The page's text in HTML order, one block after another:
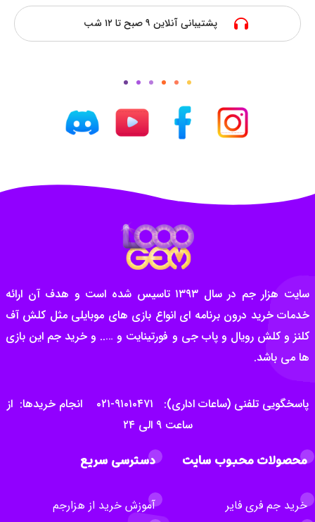
پشتیبانی آنلاین ۹ صبح تا ۱۲ شب
سایت هزار جم در سال ۱۳۹۳ تاسیس شده است و هدف آن ارائه
خدمات خرید درون برنامه ای انواع بازی های موبایلی مثل کلش آف
کلنز و کلش رویال و پاب جی و فورتینایت و ….. و خرید جم این بازی
ها می باشد.
پاسخگویی تلفنی (ساعات اداری): ۹۱۰۱۰۴۷۱-۰۲۱ انجام خریدها: از
ساعت ۹ الی ۲۴
محصولات محبوب سایت
خرید جم فری فایر
دسترسی سریع
آموزش خرید از هزارجم